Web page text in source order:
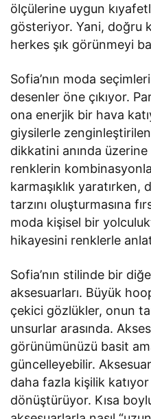
ölçülerine uygun
gösteriyor. Yani, doğru
herkes şık görünmeyi
Sofia’nın moda
desenler öne çıkıyor.
ona enerjik bir hava
giysilerle
dikkatini anında
renklerin
karmaşıklık
tarzını oluşturmasına
moda kişisel bir
hikayesini renklerle
Sofia’nın stilinde bir
aksesuarları. Büyük
çekici gözlükler, onun
unsurlar arasında.
görünümünüzü basit
güncelleyebilir.
daha fazla kişilik
dönüştürüyor. Kısa